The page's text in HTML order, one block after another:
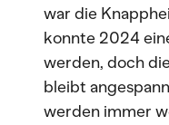
war die
konnte 2024
werden, doch
bleibt
werden immer